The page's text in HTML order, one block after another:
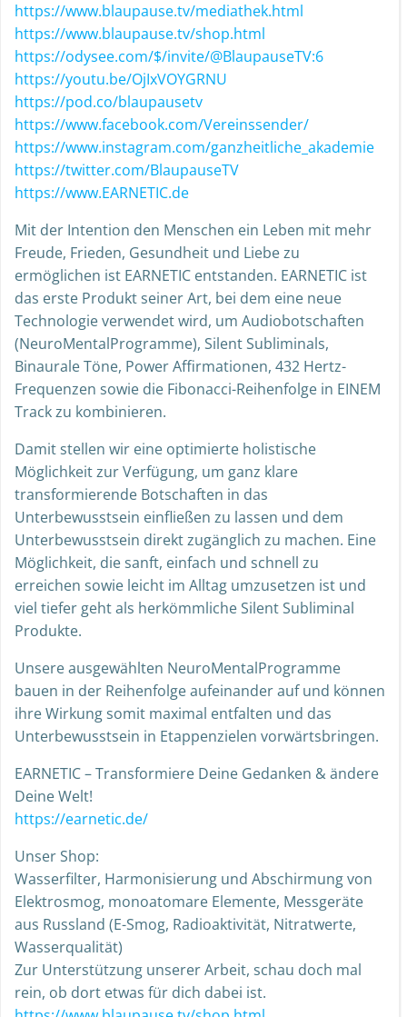
https://www.blaupause.tv/mediathek.html
https://www.blaupause.tv/shop.html
https://odysee.com/$/invite/@BlaupauseTV:6
https://youtu.be/OjIxVOYGRNU
https://pod.co/blaupausetv
https://www.facebook.com/Vereinssender/
https://www.instagram.com/ganzheitliche_akademie
https://twitter.com/BlaupauseTV
https://www.EARNETIC.de
Mit der Intention den Menschen ein Leben mit mehr
Freude, Frieden, Gesundheit und Liebe zu
ermöglichen ist EARNETIC entstanden. EARNETIC ist
das erste Produkt seiner Art, bei dem eine neue
Technologie verwendet wird, um Audiobotschaften
(NeuroMentalProgramme), Silent Subliminals,
Binaurale Töne, Power Affirmationen, 432 Hertz-
Frequenzen sowie die Fibonacci-Reihenfolge in EINEM
Track zu kombinieren.
Damit stellen wir eine optimierte holistische
Möglichkeit zur Verfügung, um ganz klare
transformierende Botschaften in das
Unterbewusstsein einfließen zu lassen und dem
Unterbewusstsein direkt zugänglich zu machen. Eine
Möglichkeit, die sanft, einfach und schnell zu
erreichen sowie leicht im Alltag umzusetzen ist und
viel tiefer geht als herkömmliche Silent Subliminal
Produkte.
Unsere ausgewählten NeuroMentalProgramme
bauen in der Reihenfolge aufeinander auf und können
ihre Wirkung somit maximal entfalten und das
Unterbewusstsein in Etappenzielen vorwärtsbringen.
EARNETIC – Transformiere Deine Gedanken & ändere
Deine Welt!
https://earnetic.de/
Unser Shop:
Wasserfilter, Harmonisierung und Abschirmung von
Elektrosmog, monoatomare Elemente, Messgeräte
aus Russland (E-Smog, Radioaktivität, Nitratwerte,
Wasserqualität)
Zur Unterstützung unserer Arbeit, schau doch mal
rein, ob dort etwas für dich dabei ist.